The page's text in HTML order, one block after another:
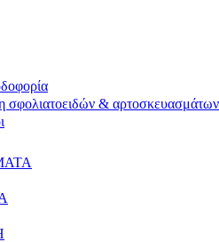
σφολιατοειδών & αρτοσκευασμάτων